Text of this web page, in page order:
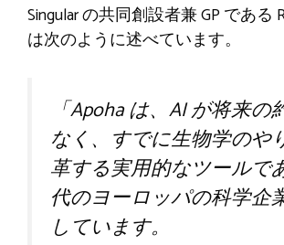
Singular の共同創設者兼 GP である
は次のように述べています。
「Apoha は、AI が将来
なく、すでに生物学のや
革する実用的なツールで
代のヨーロッパの科学企
しています。